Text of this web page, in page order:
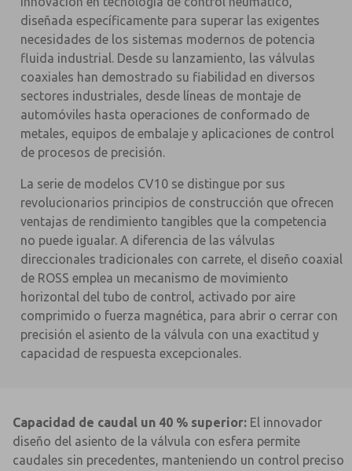
diseñada específicamente para superar las exigentes
necesidades de los sistemas modernos de potencia
fluida industrial. Desde su lanzamiento, las válvulas
coaxiales han demostrado su fiabilidad en diversos
sectores industriales, desde líneas de montaje de
automóviles hasta operaciones de conformado de
metales, equipos de embalaje y aplicaciones de control
de procesos de precisión.
La serie de modelos CV10 se distingue por sus
revolucionarios principios de construcción que ofrecen
ventajas de rendimiento tangibles que la competencia
no puede igualar. A diferencia de las válvulas
direccionales tradicionales con carrete, el diseño coaxial
de ROSS emplea un mecanismo de movimiento
horizontal del tubo de control, activado por aire
comprimido o fuerza magnética, para abrir o cerrar con
precisión el asiento de la válvula con una exactitud y
capacidad de respuesta excepcionales.
Capacidad de caudal un 40 % superior: El innovador
diseño del asiento de la válvula con esfera permite
caudales sin precedentes, manteniendo un control preciso